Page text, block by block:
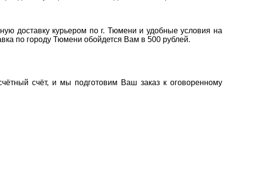
доставку курьером по г. Тюмени и удобные условия на
по городу Тюмени обойдется Вам в 500 рублей.
счёт, и мы подготовим Ваш заказ к оговоренному